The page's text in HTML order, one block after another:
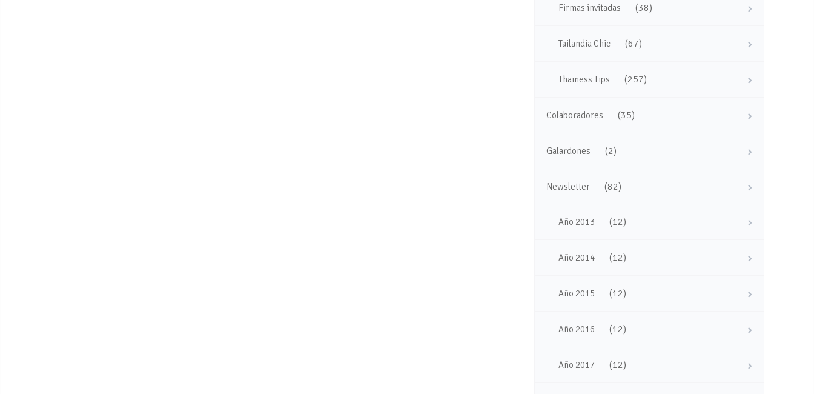
Firmas invitadas (38)
Tailandia Chic (67)
Thainess Tips (257)
Colaboradores (35)
Galardones (2)
Newsletter (82)
Año 2013 (12)
Año 2014 (12)
Año 2015 (12)
Año 2016 (12)
Año 2017 (12)